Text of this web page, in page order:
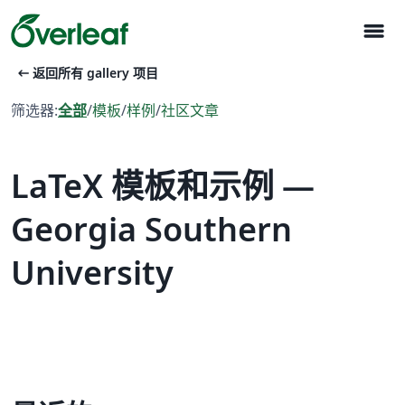
menu
arrow_left_alt 返回所有 gallery 项目
筛选器:全部/模板/样例/社区文章
LaTeX 模板和示例 —
Georgia Southern
University